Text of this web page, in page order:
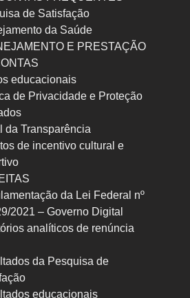
de Satisfação
da Saúde
E PRESTAÇÃO
educacionais
de Privacidade e Proteção
da Transparência
de incentivo cultural e
da Lei Federal nº
2021 – Governo Digital
analíticos de renúncia
da Pesquisa de
educacionais